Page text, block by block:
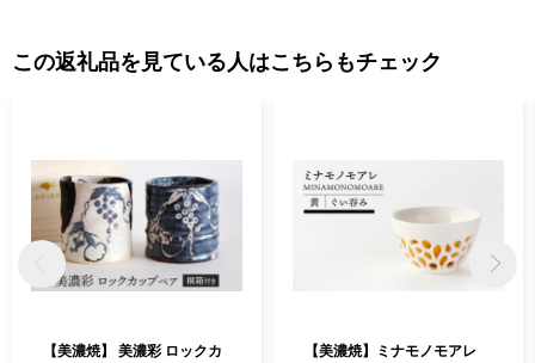
この返礼品を見ている人はこちらもチェック
【美濃焼】 美濃彩 ロックカ
【美濃焼】ミナモノモアレ